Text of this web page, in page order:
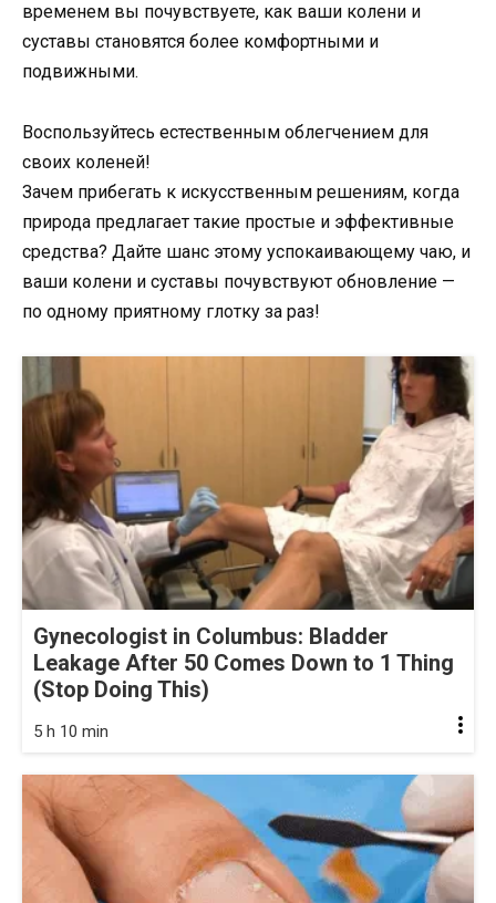
временем вы почувствуете, как ваши колени и
суставы становятся более комфортными и
подвижными.
Воспользуйтесь естественным облегчением для
своих коленей!
Зачем прибегать к искусственным решениям, когда
природа предлагает такие простые и эффективные
средства? Дайте шанс этому успокаивающему чаю, и
ваши колени и суставы почувствуют обновление —
по одному приятному глотку за раз!
Gynecologist in Columbus: Bladder
Leakage After 50 Comes Down to 1 Thing
(Stop Doing This)
5 h 10 min